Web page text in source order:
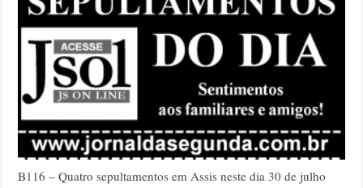
B116 – Quatro sepultamentos em Assis neste dia 30 de julho